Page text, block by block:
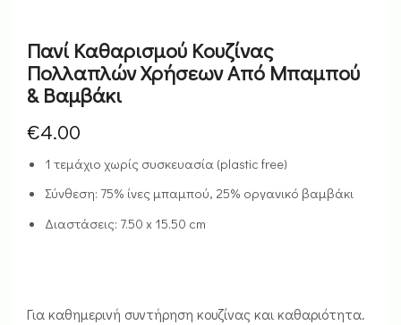
Πανί Καθαρισμού Κουζίνας
Πολλαπλών Χρήσεων Από Μπαμπού
& Βαμβάκι
€4.00
1 τεμάχιο χωρίς συσκευασία (plastic free)
Σύνθεση: 75% ίνες μπαμπού, 25% οργανικό βαμβάκι
Διαστάσεις: 7.50 x 15.50 cm
Για καθημερινή συντήρηση κουζίνας και καθαριότητα.